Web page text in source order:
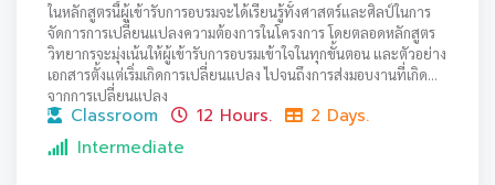
ในหลักสูตรนี้ผู้เข้ารับการอบรมจะได้เรียนรู้ทั้งศาสตร์และศิลป์ในการ
จัดการการเปลี่ยนแปลงความต้องการในโครงการ โดยตลอดหลักสูตร
วิทยากรจะมุ่งเน้นให้ผู้เข้ารับการอบรมเข้าใจในทุกขั้นตอน และตัวอย่าง
เอกสารตั้งแต่เริ่มเกิดการเปลี่ยนแปลง ไปจนถึงการส่งมอบงานที่เกิด
จากการเปลี่ยนแปลง
Classroom 12 Hours.
2 Days.
Intermediate